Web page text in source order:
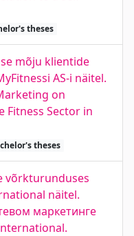
theses
mõju klientide
AS-i näitel.
on
Fitness Sector in
theses
võrkturunduses
näitel.
маркетинге